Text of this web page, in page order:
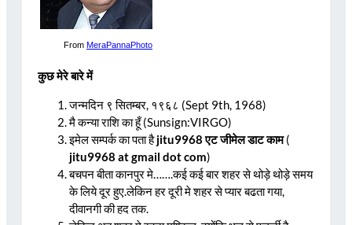
From MeraPannaPhoto
कुछ मेरे बारे में
जन्मदिन ९ सितम्बर, १९६८ (Sept 9th, 1968)
मै कन्या राशि का हूँ (Sunsign:VIRGO)
इमेल सम्पर्क का पता हैjitu9968 एट जीमेल डाट काम(
jitu9968 at gmail dot com)
बचपन बीता कानपुर मे…….कई कई बार शहर से थोड़े थोड़े समय
के लिये दूर हुए.लेकिन हर दूरी मे शहर से प्यार बढता गया,
दीवानगी की हद तक.